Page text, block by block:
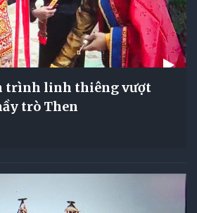
trình linh thiêng vượt
trò Then